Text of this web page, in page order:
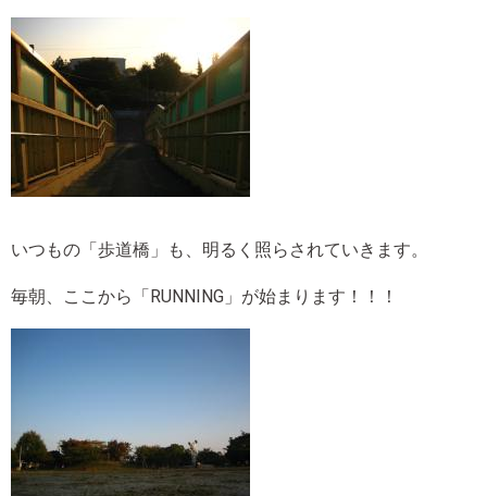
いつもの「歩道橋」も、明るく照らされていきます。
毎朝、ここから「RUNNING」が始まります！！！